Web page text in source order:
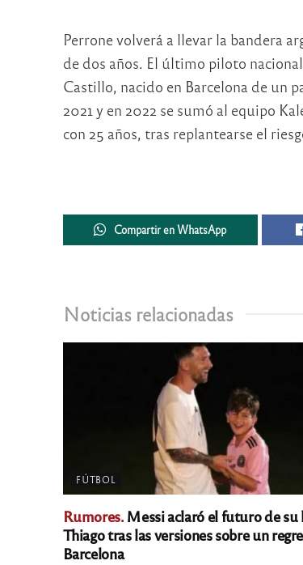
Perrone volverá a llevar la bandera
de dos años. El último piloto
Castillo, nacido en Barcelona de un
2021 y en 2022 se sumó al equipo
con 25 años, tras replantearse el
Compartir en WhatsApp
Noticias relacionadas
FÚTBOL
Rumores.Messi aclaró el futuro de su
Thiago tras las versiones sobre un
Barcelona